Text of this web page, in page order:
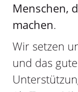
Menschen,
machen.
Wir setzen
und das